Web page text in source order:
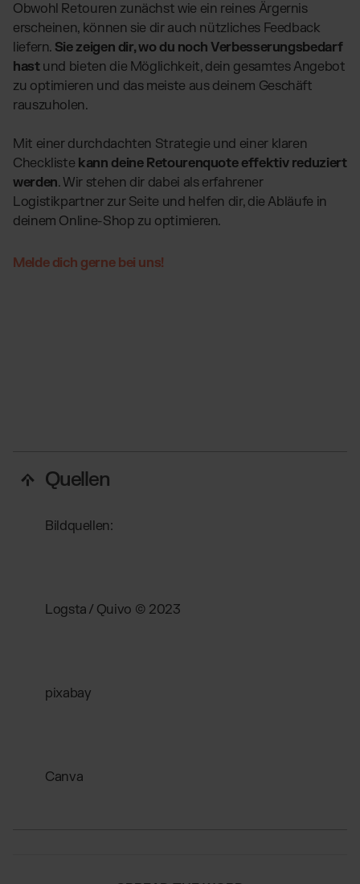
Obwohl Retouren zunächst wie ein reines Ärgernis
erscheinen, können sie dir auch nützliches Feedback
liefern. Sie zeigen dir, wo du noch Verbesserungsbedarf
hastund bieten die Möglichkeit, dein gesamtes Angebot
zu optimieren und das meiste aus deinem Geschäft
rauszuholen.
Mit einer durchdachten Strategie und einer klaren
Checkliste kann deine Retourenquote effektiv reduziert
werden. Wir stehen dir dabei als erfahrener
Logistikpartner zur Seite und helfen dir, die Abläufe in
deinem Online-Shop zu optimieren.
Melde dich gerne bei uns!
Quellen
Bildquellen:
Logsta / Quivo © 2023
pixabay
Canva